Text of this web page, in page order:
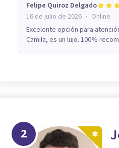
Felipe Quiroz Delgado
16 de julio de 2026 · Online
Excelente opción para
Camila, es un lujo. 100%
2